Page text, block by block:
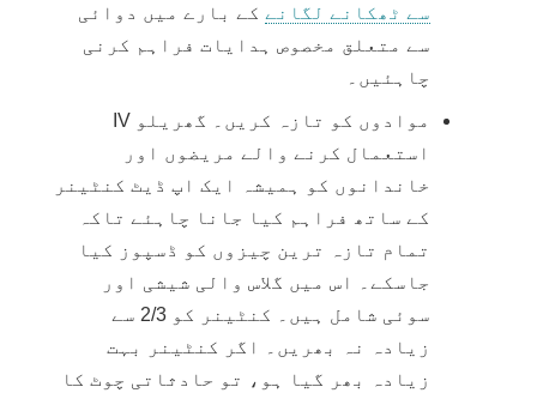
سے ٹھکانے لگانے کے بارے میں دوائی
سے متعلق مخصوص ہدایات فراہم کرنی
چاہئیں۔
موادوں کو تازہ کریں۔ گھریلو IV
استعمال کرنے والے مریضوں اور
خاندانوں کو ہمیشہ ایک اپ ڈیٹ کنٹینر
کے ساتھ فراہم کیا جانا چاہئے تاکہ
تمام تازہ ترین چیزوں کو ڈسپوز کیا
جاسکے۔ اس میں گلاس والی شیشی اور
سوئی شامل ہیں۔ کنٹینر کو 2/3 سے
زیادہ نہ بھریں۔ اگر کنٹینر بہت
زیادہ بھر گیا ہو، تو حادثاتی چوٹ کا